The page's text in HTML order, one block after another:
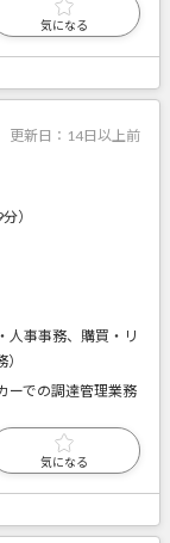
気になる
更新日： 14日以上前
）
人事事務、購買・リ
ーでの調達管理業務
気になる